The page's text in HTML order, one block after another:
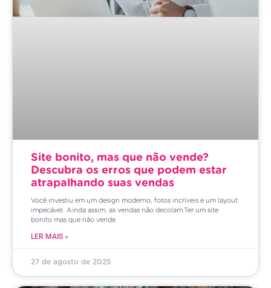
Site bonito, mas que não vende?
Descubra os erros que podem estar
atrapalhando suas vendas
Você investiu em um design moderno, fotos incríveis e um layout
impecável. Ainda assim, as vendas não decolam.Ter um site
bonito mas que não vende
LER MAIS »
27 de agosto de 2025